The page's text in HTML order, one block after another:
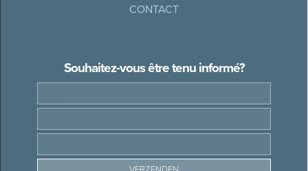
CONTACT
Souhaitez-vous être tenu informé?